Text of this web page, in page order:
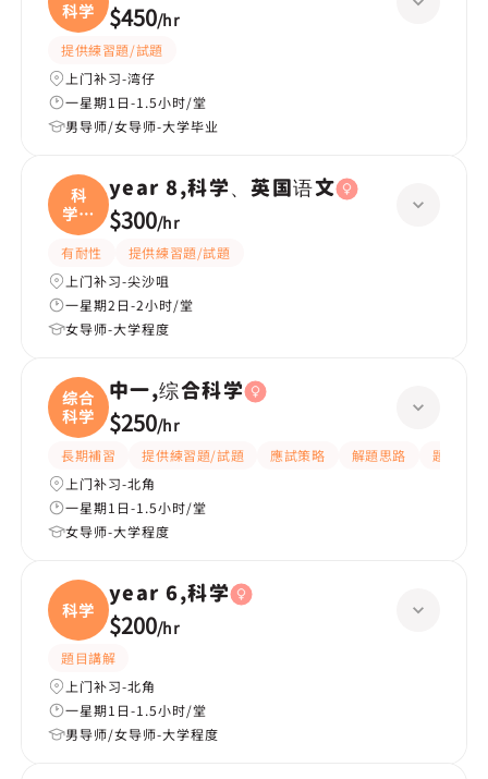
科学
$450/hr
提供練習題/試題
上门补习-湾仔
一星期1日-1.5小时/堂
男导师/女导师-大学毕业
科
学、
英国
year 8,科学、英国语文
$300/hr
有耐性
提供練習題/試題
上门补习-尖沙咀
一星期2日-2小时/堂
女导师-大学程度
综合
科学
中一,综合科学
$250/hr
長期補習 提供練習題/試題 應試策略 解題思路
題目講解
上门补习-北角
一星期1日-1.5小时/堂
女导师-大学程度
科学
year 6,科学
$200/hr
題目講解
上门补习-北角
一星期1日-1.5小时/堂
男导师/女导师-大学程度